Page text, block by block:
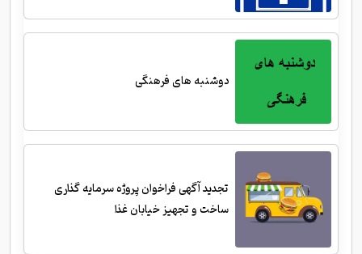
دوشنبه های فرهنگی
تجدید آگهی فراخوان پروژه سرمایه گذاری
ساخت و تجهیز خیابان غذا